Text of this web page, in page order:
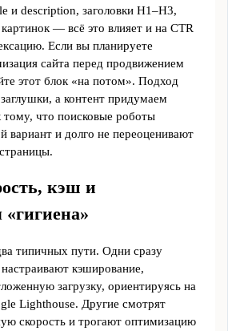
и description, заголовки H1–H3,
— всё это влияет и на CTR
Если вы планируете
сайта перед продвижением
этот блок «на потом». Подход
а контент придумаем
тому, что поисковые роботы
вариант и долго не переоценивают
кэш и
«гигиена»
типичных пути. Одни сразу
кэширование,
загрузку, ориентируясь на
Lighthouse. Другие смотрят
скорость и трогают оптимизацию